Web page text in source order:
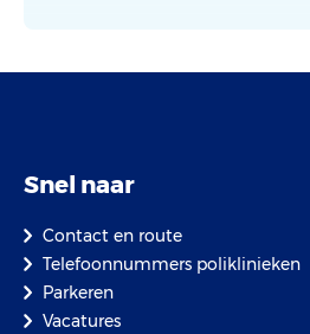
Snel naar
Contact en route
Telefoonnummers poliklinieken
Parkeren
Vacatures